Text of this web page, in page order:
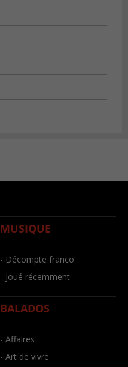
MUSIQUE
- Décompte franco
- Joué récemment
BALADOS
- Affaires
- Art de vivre